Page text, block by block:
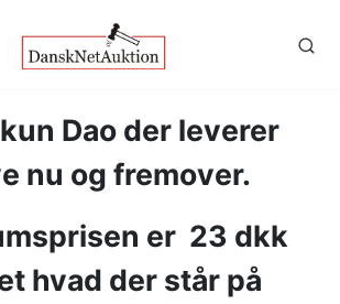
Dao der leverer
nu og fremover.
er 23 dkk
hvad der står på